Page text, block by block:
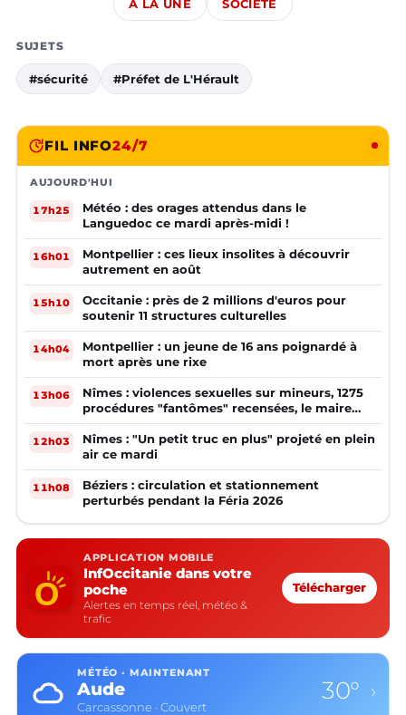
À LA UNE SOCIÉTÉ
SUJETS
#sécurité #Préfet de L'Hérault
FIL INFO24/7
AUJOURD'HUI
17h25
Météo : des orages attendus dans le
Languedoc ce mardi après-midi !
16h01
Montpellier : ces lieux insolites à découvrir
autrement en août
15h10
Occitanie : près de 2 millions d'euros pour
soutenir 11 structures culturelles
14h04
Montpellier : un jeune de 16 ans poignardé à
mort après une rixe
13h06
Nîmes : violences sexuelles sur mineurs, 1275
procédures "fantômes" recensées, le maire
réagit
12h03
Nîmes : "Un petit truc en plus" projeté en plein
air ce mardi
11h08
Béziers : circulation et stationnement
perturbés pendant la Féria 2026
APPLICATION MOBILE
InfOccitanie dans votre
poche
Alertes en temps réel, météo &
trafic
Télécharger
MÉTÉO · MAINTENANT
Aude
Carcassonne · Couvert
30° ›